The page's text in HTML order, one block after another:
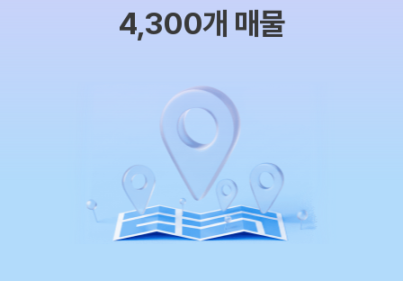
4,300개 매물